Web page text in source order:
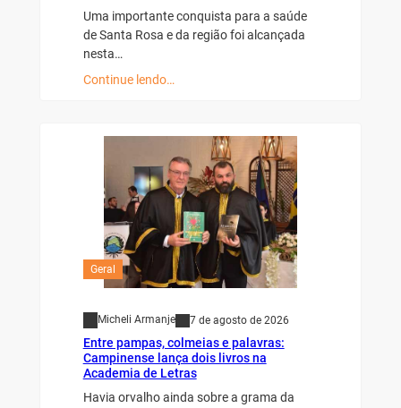
Uma importante conquista para a saúde
de Santa Rosa e da região foi alcançada
nesta…
Continue lendo…
Geral
Micheli Armanje 7 de agosto de 2026
Entre pampas, colmeias e palavras:
Campinense lança dois livros na
Academia de Letras
Havia orvalho ainda sobre a grama da